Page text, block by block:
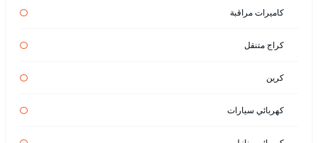
كاميرات مراقبة
كراج متنقل
كرين
كهربائي سيارات